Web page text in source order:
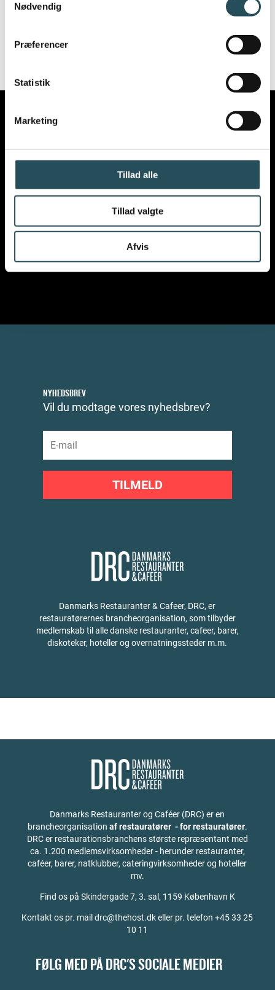
Nødvendig
Præferencer
Statistik
Marketing
Tillad alle
Tillad valgte
Afvis
VIL DU VIDE MERE OM
VORES ARBEJDE
NYHEDSBREV
Vil du modtage vores nyhedsbrev?
TILMELD
Danmarks Restauranter & Cafeer, DRC, er
restauratørernes brancheorganisation, som tilbyder
medlemskab til alle danske restauranter, cafeer, barer,
diskoteker, hoteller og overnatningssteder m.m.
Danmarks Restauranter og Caféer (DRC) er en
brancheorganisation af restauratører - for restauratører.
DRC er restaurationsbranchens største repræsentant med
ca. 1.200 medlemsvirksomheder - herunder restauranter,
caféer, barer, natklubber, cateringvirksomheder og hoteller
mv.
Find os på Skindergade 7, 3. sal, 1159 København K
Kontakt os pr. mail drc@thehost.dk eller pr. telefon +45 33 25
10 11
FØLG MED PÅ DRC'S SOCIALE MEDIER